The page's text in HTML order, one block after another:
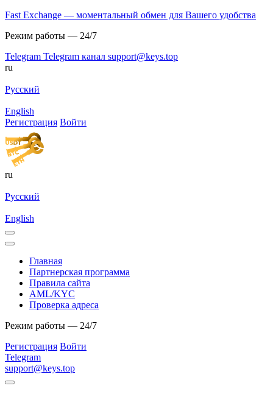
Fast Exchange — моментальный обмен для Вашего удобства
Режим работы — 24/7
Telegram Telegram канал support@keys.top
ru
Русский
English
Регистрация Войти
ru
Русский
English
Главная
Партнерская программа
Правила сайта
AML/KYC
Проверка адреса
Режим работы — 24/7
Регистрация Войти
Telegram
support@keys.top